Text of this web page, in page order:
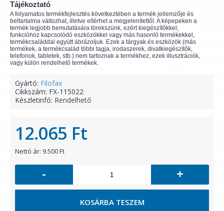
Tájékoztató
A folyamatos termékfejlesztés következtében a termék jellemzője és
beltartalma változhat, illetve eltérhet a megjelenítettől. A képepeken a
termék legjobb bemutatására törekszünk, ezért kiegészítőkkel,
funkcióhoz kapcsolódó eszközökkel vagy más hasonló termékekkel,
termékcsaláddal együtt ábrázoljuk. Ezek a tárgyak és eszközök (más
termékek, a termékcsalád többi tagja, irodaszerek, divatkiegészítők,
telefonok, tabletek, stb.) nem tartoznak a termékhez, ezek illusztrációk,
vagy külön rendelhető termékek.
Gyártó: Filofax
Cikkszám: FX-115022
Készletinfó: Rendelhető
12.065 Ft
Nettó ár: 9.500 Ft
- +
KOSÁRBA TESZEM